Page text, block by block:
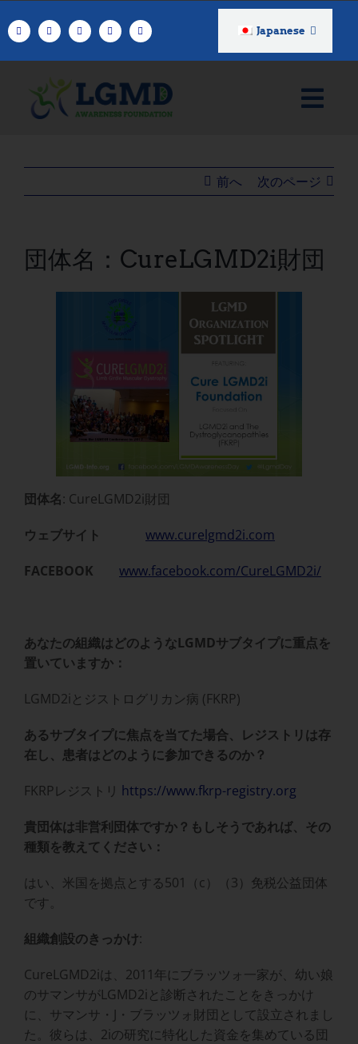
ン
Japanese
前へ 次のページ
団体名：CureLGMD2i財団
団体名: CureLGMD2i財団
ウェブサイト www.curelgmd2i.com
FACEBOOK www.facebook.com/CureLGMD2i/
あなたの組織はどのようなLGMDサブタイプに重点を
置いていますか：
LGMD2iとジストログリカン病 (FKRP)
あるサブタイプに焦点を当てた場合、レジストリは存
在し、患者はどのように参加できるのか？
FKRPレジストリ https://www.fkrp-registry.org
貴団体は非営利団体ですか？もしそうであれば、その
種類を教えてください：
はい、米国を拠点とする501（c）（3）免税公益団体
です。
組織創設のきっかけ:
CureLGMD2iは、2011年にブラッツォ一家が、幼い娘
のサマンサがLGMD2iと診断されたことをきっかけ
に、サマンサ・J・ブラッツォ財団として設立されまし
た。彼らは、2iの研究に特化した資金を集めている団